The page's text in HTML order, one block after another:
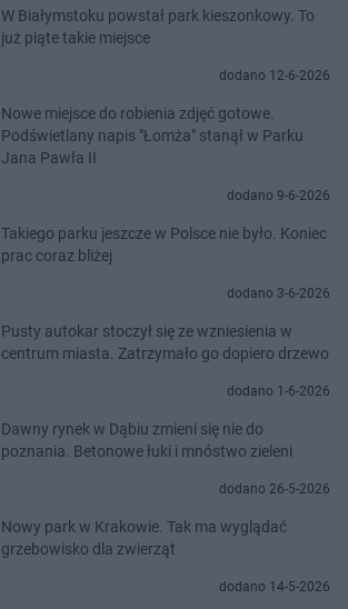
W Białymstoku powstał park kieszonkowy. To
już piąte takie miejsce
dodano 12-6-2026
Nowe miejsce do robienia zdjęć gotowe.
Podświetlany napis "Łomża" stanął w Parku
Jana Pawła II
dodano 9-6-2026
Takiego parku jeszcze w Polsce nie było. Koniec
prac coraz bliżej
dodano 3-6-2026
Pusty autokar stoczył się ze wzniesienia w
centrum miasta. Zatrzymało go dopiero drzewo
dodano 1-6-2026
Dawny rynek w Dąbiu zmieni się nie do
poznania. Betonowe łuki i mnóstwo zieleni
dodano 26-5-2026
Nowy park w Krakowie. Tak ma wyglądać
grzebowisko dla zwierząt
dodano 14-5-2026